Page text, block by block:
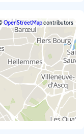
OpenStreetMapcontributors